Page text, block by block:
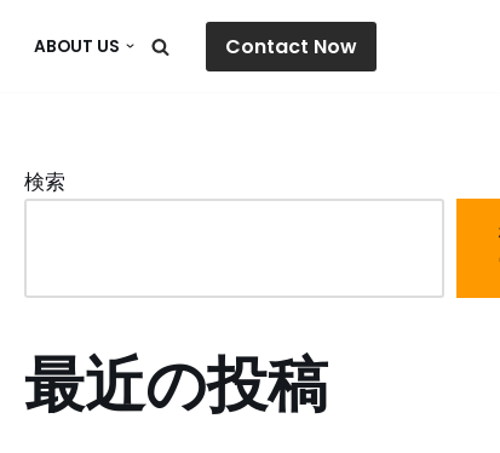
ABOUT US Contact Now
検索
最近の投稿